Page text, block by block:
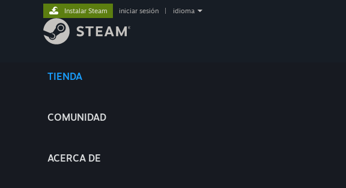
TIENDA
COMUNIDAD
ACERCA DE
Instalar Steam iniciar sesión idioma